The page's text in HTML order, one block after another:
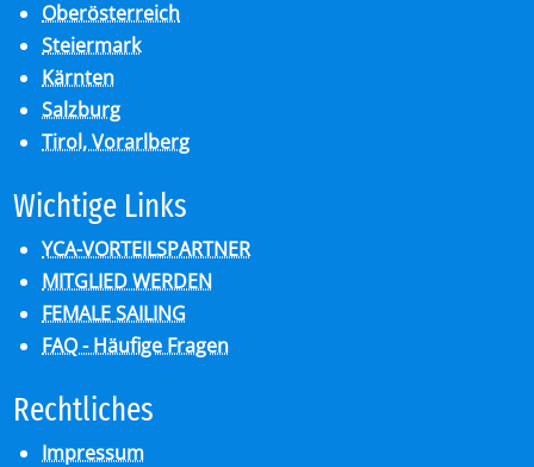
Oberösterreich
Steiermark
Kärnten
Salzburg
Tirol, Vorarlberg
Wich­ti­ge Links
YCA-VORTEILSPARTNER
MITGLIED WERDEN
FEMALE SAILING
FAQ - Häufige Fragen
Recht­li­ches
Impressum